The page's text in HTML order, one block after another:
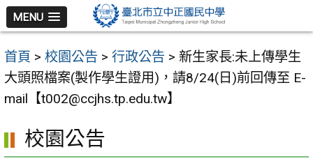
跳
至
主
要
內
區
MENU
首頁 > 校園公告 > 行政公告 > 新生家長:未上傳學生
大頭照檔案(製作學生證用)，請8/24(日)前回傳至 E-
mail【t002@ccjhs.tp.edu.tw】
校園公告